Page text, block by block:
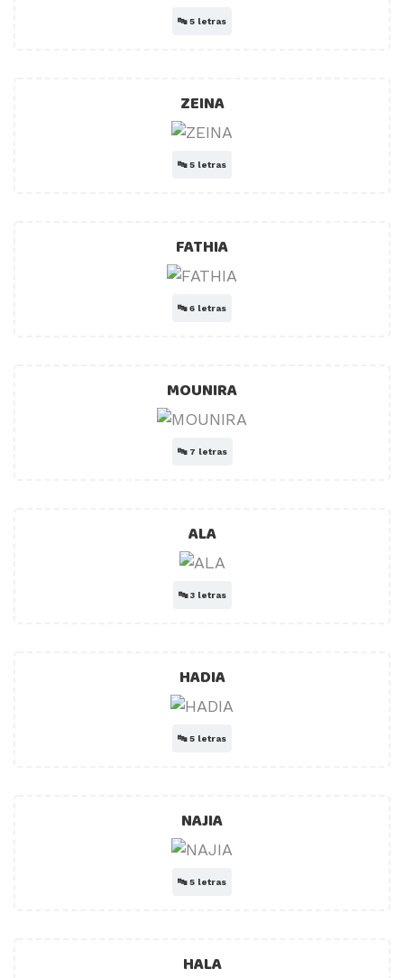
🔤5 letras
ZEINA
🔤5 letras
FATHIA
🔤6 letras
MOUNIRA
🔤 7 letras
ALA
🔤3 letras
HADIA
🔤5 letras
NAJIA
🔤5 letras
HALA